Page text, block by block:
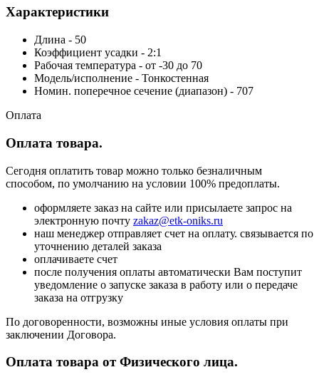
Характеристики
Длина - 50
Коэффициент усадки - 2:1
Рабочая температура - от -30 до 70
Модель/исполнение - Тонкостенная
Номин. поперечное сечение (диапазон) - 707
Оплата
Оплата товара.
Сегодня оплатить товар можно только безналичным
способом, по умолчанию на условии 100% предоплаты.
оформляете заказ на сайте или присылаете запрос на
электронную почту zakaz@etk-oniks.ru
наш менеджер отправляет счет на оплату. связывается по
уточнению деталей заказа
оплачиваете счет
после получения оплаты автоматически Вам поступит
уведомление о запуске заказа в работу или о передаче
заказа на отгрузку
По договоренности, возможны иные условия оплаты при
заключении Договора.
Оплата товара от Физического лица.